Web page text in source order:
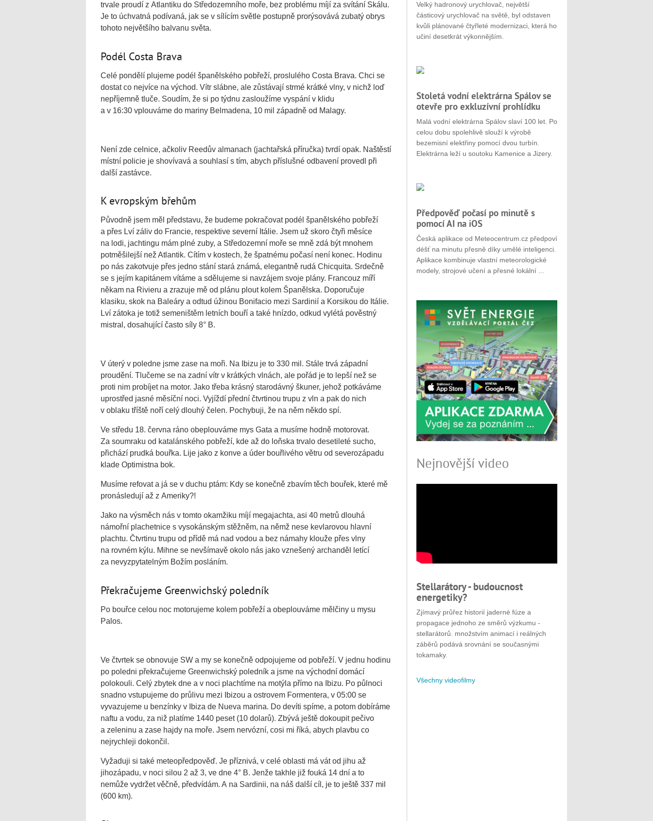
trvale proudí z Atlantiku do Středozemního moře, bez problému míjí za svítání Skálu.
Je to úchvatná podívaná, jak se v sílícím světle postupně prorýsovává zubatý obrys
tohoto největšího balvanu světa.
Podél Costa Brava
Celé pondělí plujeme podél španělského pobřeží, proslulého Costa Brava. Chci se
dostat co nejvíce na východ. Vítr slábne, ale zůstávají strmé krátké vlny, v nichž loď
nepříjemně tluče. Soudím, že si po týdnu zasloužíme vyspání v klidu
a v 16:30 vplouváme do mariny Belmadena, 10 mil západně od Malagy.
Není zde celnice, ačkoliv Reedův almanach (jachtařská příručka) tvrdí opak. Naštěstí
místní policie je shovívavá a souhlasí s tím, abych příslušné odbavení provedl při
další zastávce.
K evropským břehům
Původně jsem měl představu, že budeme pokračovat podél španělského pobřeží
a přes Lví záliv do Francie, respektive severní Itálie. Jsem už skoro čtyři měsíce
na lodi, jachtingu mám plné zuby, a Středozemní moře se mně zdá být mnohem
potměšilejší než Atlantik. Cítím v kostech, že špatnému počasí není konec. Hodinu
po nás zakotvuje přes jedno stání stará známá, elegantně rudá Chicquita. Srdečně
se s jejím kapitánem vítáme a sdělujeme si navzájem svoje plány. Francouz míří
někam na Rivieru a zrazuje mě od plánu plout kolem Španělska. Doporučuje
klasiku, skok na Baleáry a odtud úžinou Bonifacio mezi Sardinií a Korsikou do Itálie.
Lví zátoka je totiž semeništěm letních bouří a také hnízdo, odkud vylétá pověstný
mistral, dosahující často síly 8° B.
V úterý v poledne jsme zase na moři. Na Ibizu je to 330 mil. Stále trvá západní
proudění. Tlučeme se na zadní vítr v krátkých vlnách, ale pořád je to lepší než se
proti nim probíjet na motor. Jako třeba krásný starodávný škuner, jehož potkáváme
uprostřed jasné měsíční noci. Vyjíždí přední čtvrtinou trupu z vln a pak do nich
v oblaku tříště noří celý dlouhý čelen. Pochybuji, že na něm někdo spí.
Ve středu 18. června ráno obeplouváme mys Gata a musíme hodně motorovat.
Za soumraku od katalánského pobřeží, kde až do loňska trvalo desetileté sucho,
přichází prudká bouřka. Lije jako z konve a úder bouřlivého větru od severozápadu
klade Optimistna bok.
Musíme refovat a já se v duchu ptám: Kdy se konečně zbavím těch bouřek, které mě
pronásledují až z Ameriky?!
Jako na výsměch nás v tomto okamžiku míjí megajachta, asi 40 metrů dlouhá
námořní plachetnice s vysokánským stěžněm, na němž nese kevlarovou hlavní
plachtu. Čtvrtinu trupu od přídě má nad vodou a bez námahy klouže přes vlny
na rovném kýlu. Mihne se nevšímavě okolo nás jako vznešený archanděl letící
za nevyzpytatelným Božím posláním.
Překračujeme Greenwichský poledník
Po bouřce celou noc motorujeme kolem pobřeží a obeplouváme mělčiny u mysu
Palos.
Ve čtvrtek se obnovuje SW a my se konečně odpojujeme od pobřeží. V jednu hodinu
po poledni překračujeme Greenwichský poledník a jsme na východní domácí
polokouli. Celý zbytek dne a v noci plachtíme na motýla přímo na Ibizu. Po půlnoci
snadno vstupujeme do průlivu mezi Ibizou a ostrovem Formentera, v 05:00 se
vyvazujeme u benzínky v Ibiza de Nueva marina. Do devíti spíme, a potom dobíráme
naftu a vodu, za niž platíme 1440 peset (10 dolarů). Zbývá ještě dokoupit pečivo
a zeleninu a zase hajdy na moře. Jsem nervózní, cosi mi říká, abych plavbu co
nejrychleji dokončil.
Vyžaduji si také meteopředpověď. Je příznivá, v celé oblasti má vát od jihu až
jihozápadu, v noci silou 2 až 3, ve dne 4° B. Jenže takhle již fouká 14 dní a to
nemůže vydržet věčně, předvídám. A na Sardinii, na náš další cíl, je to ještě 337 mil
(600 km).
Velký hadronový urychlovač, největší
částicový urychlovač na světě, byl odstaven
kvůli plánované čtyřleté modernizaci, která ho
učiní desetkrát výkonnějším.
Stoletá vodní elektrárna Spálov se
otevře pro exkluzívní prohlídku
Malá vodní elektrárna Spálov slaví 100 let. Po
celou dobu spolehlivě slouží k výrobě
bezemisní elektřiny pomocí dvou turbín.
Elektrárna leží u soutoku Kamenice a Jizery.
Předpověď počasí po minutě s
pomocí AI na iOS
Česká aplikace od Meteocentrum.cz předpoví
déšť na minutu přesně díky umělé inteligenci.
Aplikace kombinuje vlastní meteorologické
modely, strojové učení a přesné lokální ...
Nejnovější video
Stellarátory - budoucnost
energetiky?
Zjímavý průřez historií jaderné fúze a
propagace jednoho ze směrů výzkumu -
stellarátorů. množstvím animací i reálných
záběrů podává srovnání se současnými
tokamaky.
Všechny videofilmy